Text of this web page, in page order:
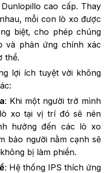
cao cấp. Thay
mỗi con lò xo được
biệt, cho phép chúng
và phản ứng chính xác
thể.
lợi ích tuyệt vời không
: Khi một người trở mình
xo tại vị trí đó sẽ nén
hưởng đến các lò xo
bảo người nằm cạnh sẽ
bị làm phiền.
: Hệ thống IPS thích ứng